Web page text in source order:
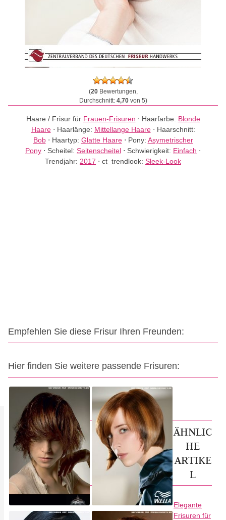
(20Bewertungen,
Durchschnitt: 4,70von 5)
Haare / Frisur für Frauen-Frisuren ⋅ Haarfarbe: Blonde
Haare⋅ Haarlänge: Mittellange Haare⋅ Haarschnitt:
Bob⋅ Haartyp: Glatte Haare⋅ Pony: Asymetrischer
Pony ⋅ Scheitel: Seitenscheitel ⋅ Schwierigkeit: Einfach ⋅
Trendjahr: 2017 ⋅ ct_trendlook: Sleek-Look
Empfehlen Sie diese Frisur Ihren Freunden:
Hier finden Sie weitere passende Frisuren:
ÄHNLIC
HE
ARTIKE
L
Elegante
Frisuren für